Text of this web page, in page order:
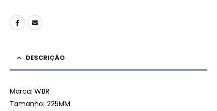
DESCRIÇÃO
Marca: WBR
Tamanho: 225MM